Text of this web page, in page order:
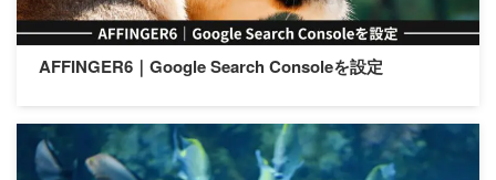
AFFINGER6｜Google Search Consoleを設定